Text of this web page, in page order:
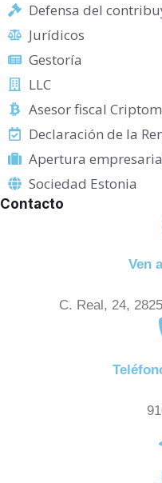
Defensa del
Jurídicos
Gestoría
LLC
Asesor fiscal
Declaración de la
Apertura
Sociedad Estonia
Contacto
Ven
C. Real, 24,